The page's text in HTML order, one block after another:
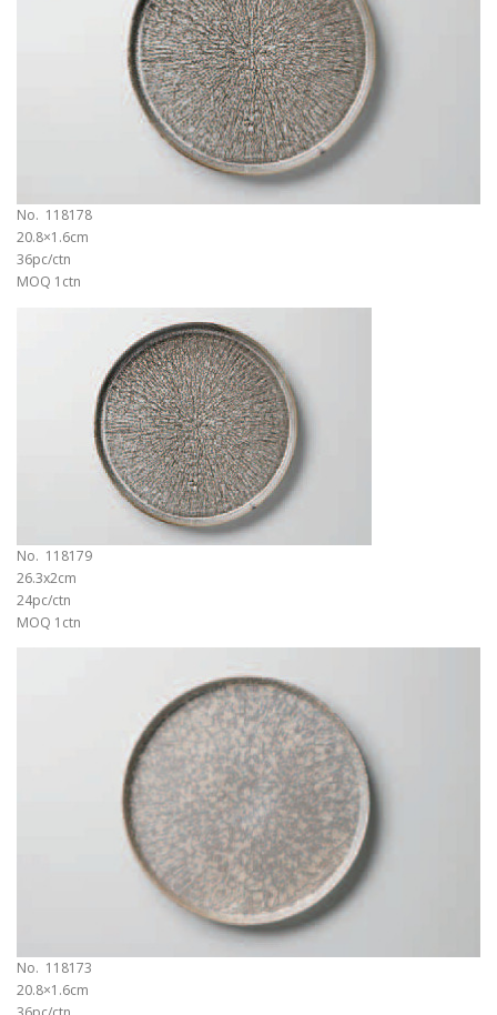
No. 118178
20.8×1.6cm
36pc/ctn
MOQ 1ctn
No. 118179
26.3x2cm
24pc/ctn
MOQ 1ctn
No. 118173
20.8×1.6cm